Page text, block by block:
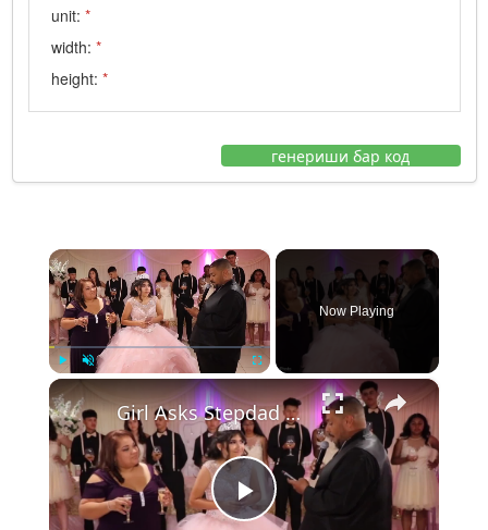
unit: *
width: *
height: *
генериши бар код
×
Now Playing
×
Play
Girl Asks Stepdad To Adopt Her During Quinceañera Toast | Happily TV